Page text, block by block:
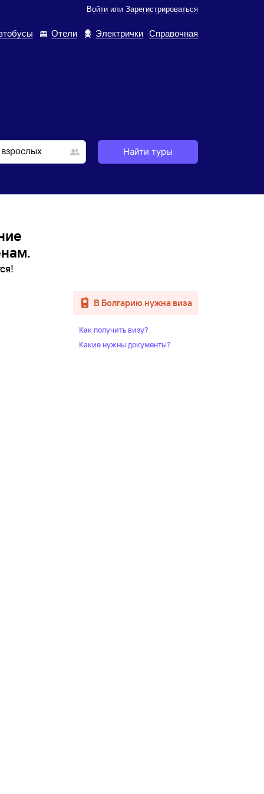
Войти или Зарегистрироваться
Отели Электрички Справочная
Найти туры
в Болгарию нужна виза
Как получить визу?
Какие нужны документы?